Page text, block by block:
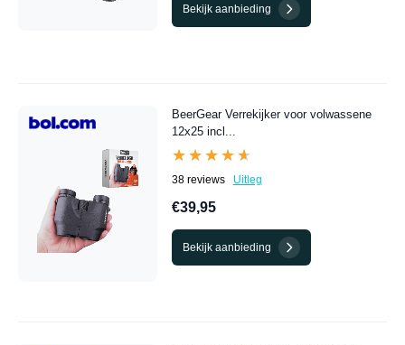
Bekijk aanbieding
BeerGear Verrekijker voor volwassene
12x25 incl...
★★★★★
★★★★★
38 reviews Uitleg
€39,95
Bekijk aanbieding